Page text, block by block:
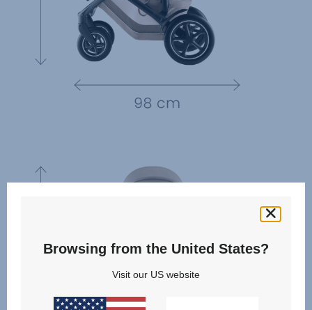
Browsing from the United States?
Visit our US website